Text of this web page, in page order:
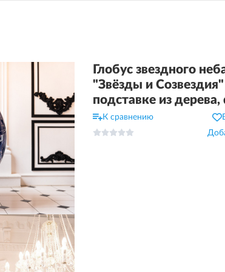
Глобус звездного
"Звёзды и Созвездия"
подставке из дерева,
смК сравнению